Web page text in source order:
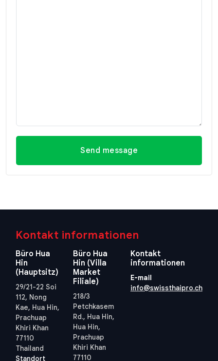
Send message
Kontakt informationen
Büro Hua
Hin
(Hauptsitz)
29/21-22 Soi
112, Nong
Kae, Hua Hin,
Prachuap
Khiri Khan
77110
Thailand
Standort
Büro Hua
Hin (Villa
Market
Filiale)
218/3
Petchkasem
Rd., Hua Hin,
Hua Hin,
Prachuap
Khiri Khan
77110
Kontakt
informationen
E-mail
info@swissthaipro.ch